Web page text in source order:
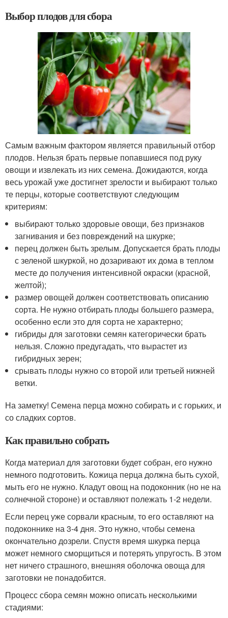
Выбор плодов для сбора
Самым важным фактором является правильный отбор
плодов. Нельзя брать первые попавшиеся под руку
овощи и извлекать из них семена. Дожидаются, когда
весь урожай уже достигнет зрелости и выбирают только
те перцы, которые соответствуют следующим
критериям:
выбирают только здоровые овощи, без признаков
загнивания и без повреждений на шкурке;
перец должен быть зрелым. Допускается брать плоды
с зеленой шкуркой, но дозаривают их дома в теплом
месте до получения интенсивной окраски (красной,
желтой);
размер овощей должен соответствовать описанию
сорта. Не нужно отбирать плоды большего размера,
особенно если это для сорта не характерно;
гибриды для заготовки семян категорически брать
нельзя. Сложно предугадать, что вырастет из
гибридных зерен;
срывать плоды нужно со второй или третьей нижней
ветки.
На заметку! Семена перца можно собирать и с горьких, и
со сладких сортов.
Как правильно собрать
Когда материал для заготовки будет собран, его нужно
немного подготовить. Кожица перца должна быть сухой,
мыть его не нужно. Кладут овощ на подоконник (но не на
солнечной стороне) и оставляют полежать 1-2 недели.
Если перец уже сорвали красным, то его оставляют на
подоконнике на 3-4 дня. Это нужно, чтобы семена
окончательно дозрели. Спустя время шкурка перца
может немного сморщиться и потерять упругость. В этом
нет ничего страшного, внешняя оболочка овоща для
заготовки не понадобится.
Процесс сбора семян можно описать несколькими
стадиями: